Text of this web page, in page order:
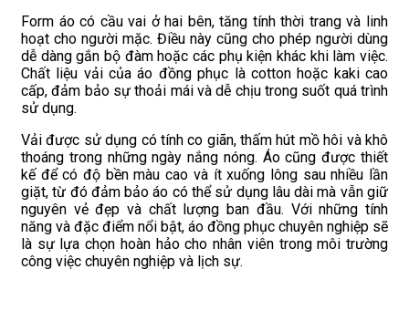
Form áo có cầu vai ở hai bên, tăng tính thời trang và linh
hoạt cho người mặc. Điều này cũng cho phép người dùng
dễ dàng gắn bộ đàm hoặc các phụ kiện khác khi làm việc.
Chất liệu vải của áo đồng phục là cotton hoặc kaki cao
cấp, đảm bảo sự thoải mái và dễ chịu trong suốt quá trình
sử dụng.
Vải được sử dụng có tính co giãn, thấm hút mồ hôi và khô
thoáng trong những ngày nắng nóng. Áo cũng được thiết
kế để có độ bền màu cao và ít xuống lông sau nhiều lần
giặt, từ đó đảm bảo áo có thể sử dụng lâu dài mà vẫn giữ
nguyên vẻ đẹp và chất lượng ban đầu. Với những tính
năng và đặc điểm nổi bật, áo đồng phục chuyên nghiệp sẽ
là sự lựa chọn hoàn hảo cho nhân viên trong môi trường
công việc chuyên nghiệp và lịch sự.